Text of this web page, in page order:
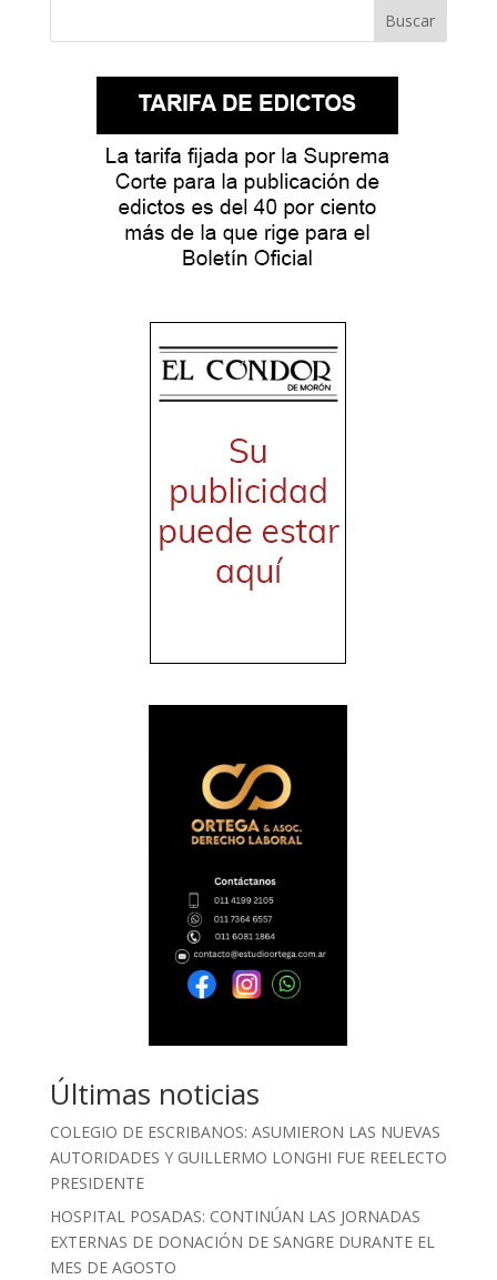
Buscar
Últimas noticias
COLEGIO DE ESCRIBANOS: ASUMIERON LAS NUEVAS
AUTORIDADES Y GUILLERMO LONGHI FUE REELECTO
PRESIDENTE
HOSPITAL POSADAS: CONTINÚAN LAS JORNADAS
EXTERNAS DE DONACIÓN DE SANGRE DURANTE EL
MES DE AGOSTO